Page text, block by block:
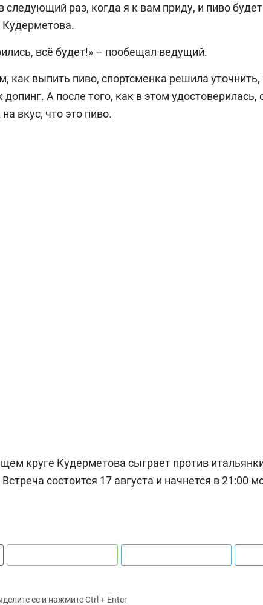
следующий раз, когда я к вам приду, и пиво
Кудерметова.
всё будет!» – пообещал ведущий.
как выпить пиво, спортсменка решила
допинг. А после того, как в этом удостоверилась,
вкус, что это пиво.
круге Кудерметова сыграет против
Встреча состоится 17 августа и начнется в 21:00
ее и нажмите Ctrl + Enter